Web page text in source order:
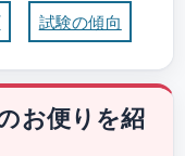
試験の傾向
お便りを紹